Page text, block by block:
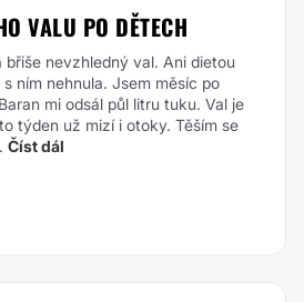
VALU PO DĚTECH
břiše nevzhledný val. Ani dietou
ním nehnula. Jsem měsíc po
mi odsál půl litru tuku. Val je
týden už mizí i otoky. Těším se
Číst dál